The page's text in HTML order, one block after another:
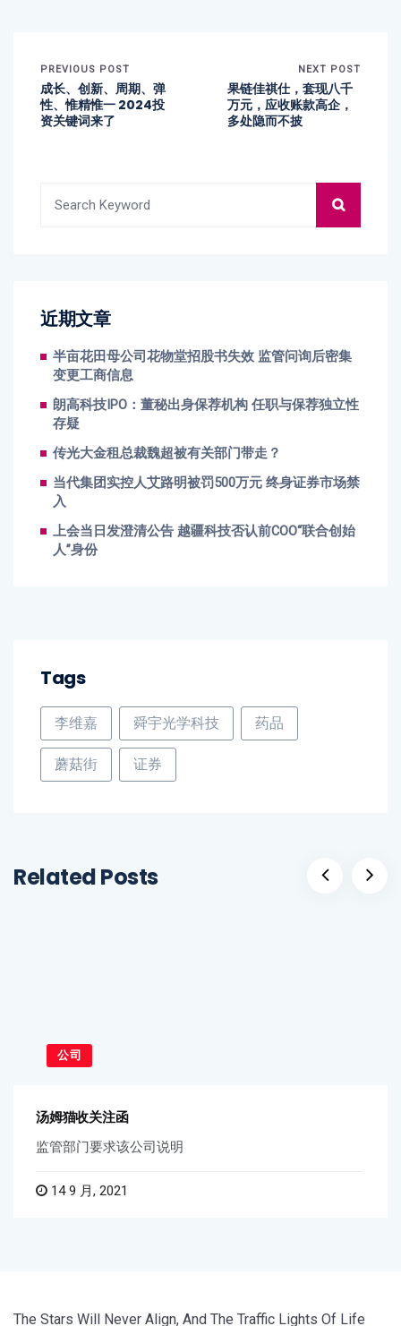
PREVIOUS POST
成长、创新、周期、弹
性、惟精惟一 2024投
资关键词来了
NEXT POST
果链佳祺仕，套现八千
万元，应收账款高企，
多处隐而不披
近期文章
半亩花田母公司花物堂招股书失效 监管问询后密集
变更工商信息
朗高科技IPO：董秘出身保荐机构 任职与保荐独立性
存疑
传光大金租总裁魏超被有关部门带走？
当代集团实控人艾路明被罚500万元 终身证券市场禁
入
上会当日发澄清公告 越疆科技否认前COO“联合创始
人”身份
Tags
李维嘉 舜宇光学科技 药品
蘑菇街 证券
Related Posts
公司
汤姆猫收关注函
监管部门要求该公司说明
14 9 月, 2021
The Stars Will Never Align, And The Traffic Lights Of Life